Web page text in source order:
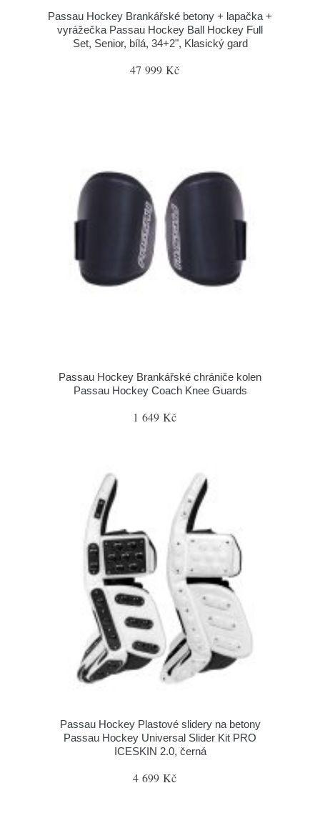
Passau Hockey Brankářské betony + lapačka +
vyrážečka Passau Hockey Ball Hockey Full
Set, Senior, bílá, 34+2", Klasický gard
47 999 Kč
Passau Hockey Brankářské chrániče kolen
Passau Hockey Coach Knee Guards
1 649 Kč
Passau Hockey Plastové slidery na betony
Passau Hockey Universal Slider Kit PRO
ICESKIN 2.0, černá
4 699 Kč